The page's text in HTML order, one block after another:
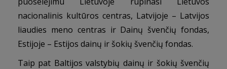
nacionalinis kultūros centras, Latvijoje – Latvijos
liaudies meno centras ir Dainų švenčių fondas,
Estijoje – Estijos dainų ir šokių švenčių fondas.
Taip pat Baltijos valstybių dainų ir šokių švenčių